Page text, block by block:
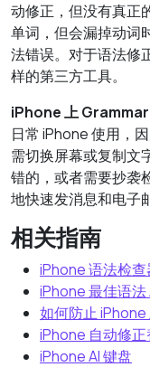
动修正，但没有真正
单词，但会漏掉动词
法错误。对于语法修
样的第三方工具。
iPhone 上
日常 iPhone 使用，
需切换屏幕或复制文
错的，或者需要抄袭
地快速发消息和电子
相关指南
iPhone 语法检
iPhone 最佳语法
如何防止
iPhone 自动修
iPhone AI 键盘